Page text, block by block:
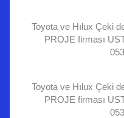
Toyota ve Hılux Çeki
PROJE firması
Toyota ve Hılux Çeki
PROJE firması